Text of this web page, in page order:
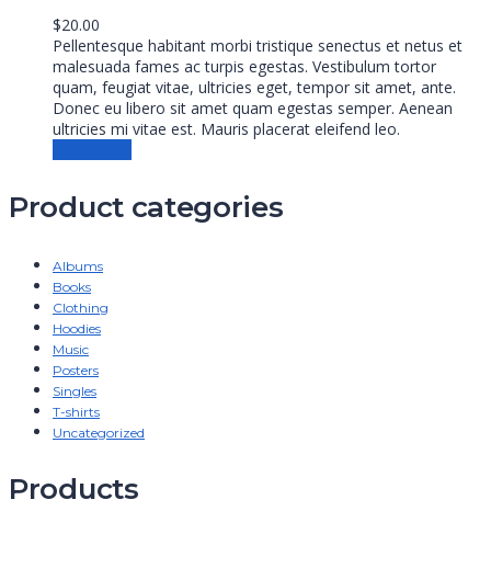
$20.00
Pellentesque habitant morbi tristique senectus et netus et
malesuada fames ac turpis egestas. Vestibulum tortor
quam, feugiat vitae, ultricies eget, tempor sit amet, ante.
Donec eu libero sit amet quam egestas semper. Aenean
ultricies mi vitae est. Mauris placerat eleifend leo.
Product categories
Albums
Books
Clothing
Hoodies
Music
Posters
Singles
T-shirts
Uncategorized
Products